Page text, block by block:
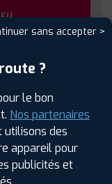
sans accepter >
?
le bon
Nos partenaires
utilisons des
appareil pour
publicités et